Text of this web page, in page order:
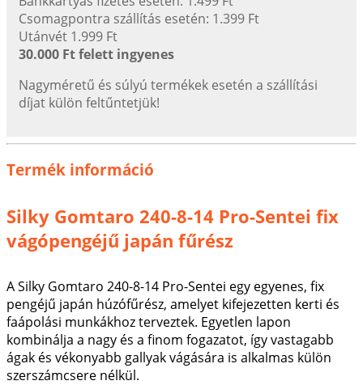
Csomagpontra szállítás esetén: 1.399 Ft
Utánvét 1.999 Ft
30.000 Ft felett ingyenes
Nagyméretű és súlyú termékek esetén a szállítási
díjat külön feltűntetjük!
Termék információ
Silky Gomtaro 240-8-14 Pro-Sentei fix
vágópengéjű japán fűrész
A Silky Gomtaro 240-8-14 Pro-Sentei egy egyenes, fix
pengéjű japán húzófűrész, amelyet kifejezetten kerti és
faápolási munkákhoz terveztek. Egyetlen lapon
kombinálja a nagy és a finom fogazatot, így vastagabb
ágak és vékonyabb gallyak vágására is alkalmas külön
szerszámcsere nélkül.